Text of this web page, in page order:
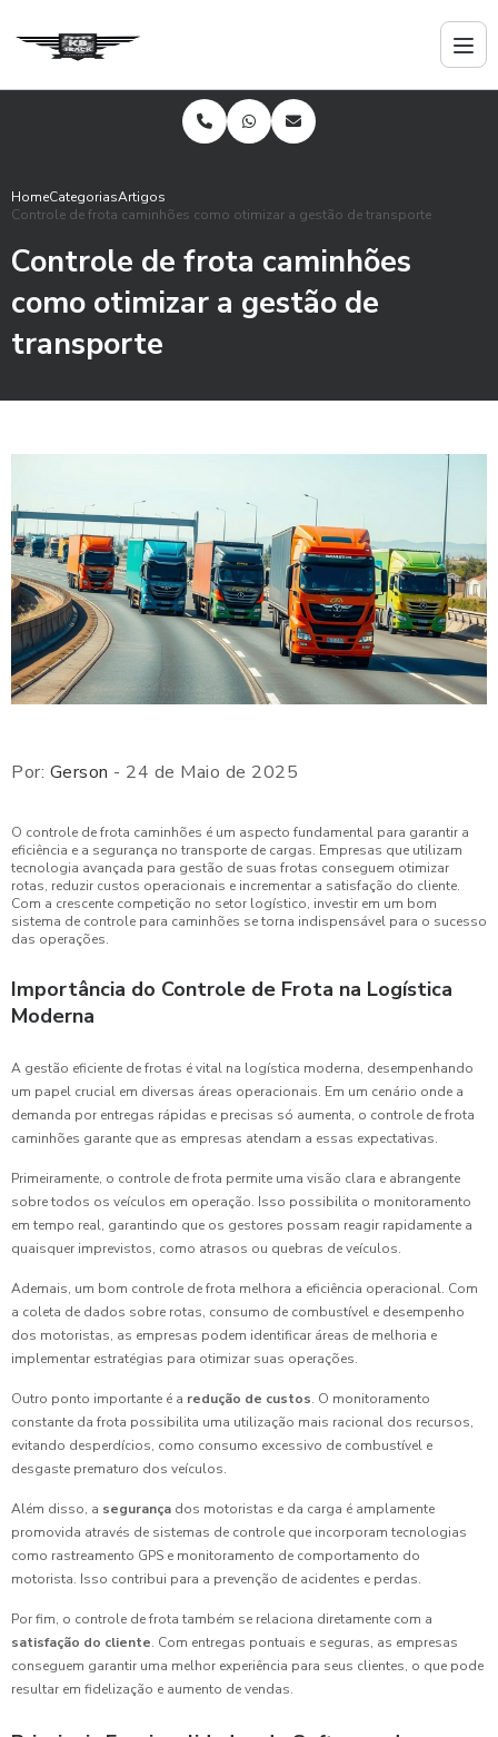
HomeCategoriasArtigos
Controle de frota caminhões como otimizar a gestão de transporte
Controle de frota caminhões
como otimizar a gestão de
transporte
Por: Gerson - 24 de Maio de 2025
O controle de frota caminhões é um aspecto fundamental para garantir a
eficiência e a segurança no transporte de cargas. Empresas que utilizam
tecnologia avançada para gestão de suas frotas conseguem otimizar
rotas, reduzir custos operacionais e incrementar a satisfação do cliente.
Com a crescente competição no setor logístico, investir em um bom
sistema de controle para caminhões se torna indispensável para o sucesso
das operações.
Importância do Controle de Frota na Logística
Moderna
A gestão eficiente de frotas é vital na logística moderna, desempenhando
um papel crucial em diversas áreas operacionais. Em um cenário onde a
demanda por entregas rápidas e precisas só aumenta, o controle de frota
caminhões garante que as empresas atendam a essas expectativas.
Primeiramente, o controle de frota permite uma visão clara e abrangente
sobre todos os veículos em operação. Isso possibilita o monitoramento
em tempo real, garantindo que os gestores possam reagir rapidamente a
quaisquer imprevistos, como atrasos ou quebras de veículos.
Ademais, um bom controle de frota melhora a eficiência operacional. Com
a coleta de dados sobre rotas, consumo de combustível e desempenho
dos motoristas, as empresas podem identificar áreas de melhoria e
implementar estratégias para otimizar suas operações.
Outro ponto importante é a redução de custos. O monitoramento
constante da frota possibilita uma utilização mais racional dos recursos,
evitando desperdícios, como consumo excessivo de combustível e
desgaste prematuro dos veículos.
Além disso, a segurança dos motoristas e da carga é amplamente
promovida através de sistemas de controle que incorporam tecnologias
como rastreamento GPS e monitoramento de comportamento do
motorista. Isso contribui para a prevenção de acidentes e perdas.
Por fim, o controle de frota também se relaciona diretamente com a
satisfação do cliente. Com entregas pontuais e seguras, as empresas
conseguem garantir uma melhor experiência para seus clientes, o que pode
resultar em fidelização e aumento de vendas.